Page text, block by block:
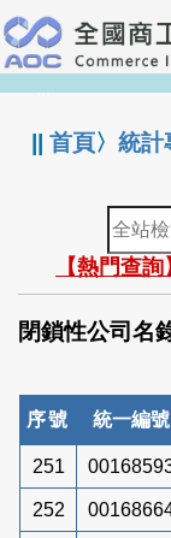
跳
到
主
要
:::
||首頁〉統計
全
站
檢
索
【熱門查
閉鎖性公司名
序號 統一編號
251
252